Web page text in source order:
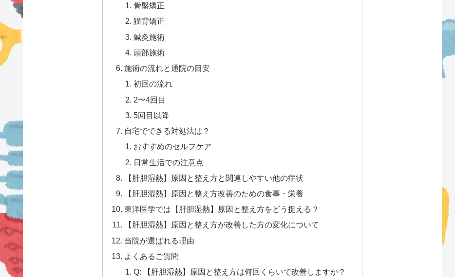
骨盤矯正
猫背矯正
鍼灸施術
頭部施術
施術の流れと通院の目安
初回の流れ
2〜4回目
5回目以降
自宅でできる対処法は？
おすすめのセルフケア
日常生活での注意点
【肝胆湿熱】原因と整え方と関連しやすい他の症状
【肝胆湿熱】原因と整え方改善のための食事・栄養
東洋医学では【肝胆湿熱】原因と整え方をどう捉える？
【肝胆湿熱】原因と整え方が改善した方の変化について
当院が選ばれる理由
よくあるご質問
Q: 【肝胆湿熱】原因と整え方は何回くらいで改善しますか？